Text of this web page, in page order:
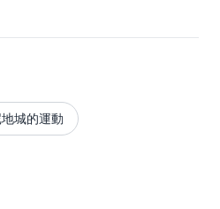
場所，為當地居民和遊客提供
城的運動